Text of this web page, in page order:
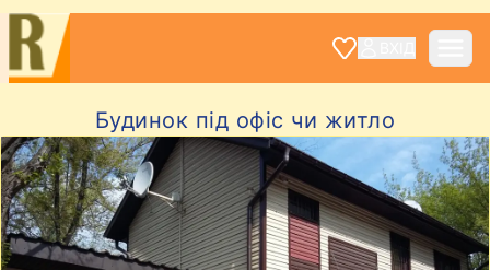
Будинок під офіс чи житло